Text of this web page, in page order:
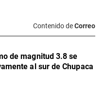
Contenido deCorreo
de magnitud 3.8 se
al sur de Chupaca